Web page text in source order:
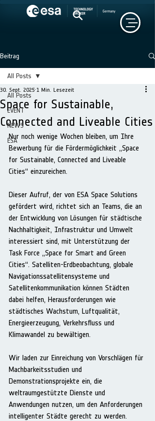
Beitrag
All Posts
EVENT
NEWS
ESA
All Posts
Space for Sustainable,
Connected and Liveable Cities
30. Sept. 2025 1 Min. Lesezeit
Nur noch wenige Wochen bleiben, um Ihre
Bewerbung für die Fördermöglichkeit „Space
for Sustainable, Connected and Liveable
Cities“ einzureichen.
Dieser Aufruf, der von ESA Space Solutions
gefördert wird, richtet sich an Teams, die an
der Entwicklung von Lösungen für städtische
Nachhaltigkeit, Infrastruktur und Umwelt
interessiert sind, mit Unterstützung der
Task Force „Space for Smart and Green
Cities“. Satelliten-Erdbeobachtung, globale
Navigationssatellitensysteme und
Satellitenkommunikation können Städten
dabei helfen, Herausforderungen wie
städtisches Wachstum, Luftqualität,
Energieerzeugung, Verkehrsfluss und
Klimawandel zu bewältigen.
Wir laden zur Einreichung von Vorschlägen für
Machbarkeitsstudien und
Demonstrationsprojekte ein, die
weltraumgestützte Dienste und
Anwendungen nutzen, um den Anforderungen
intelligenter Städte gerecht zu werden.